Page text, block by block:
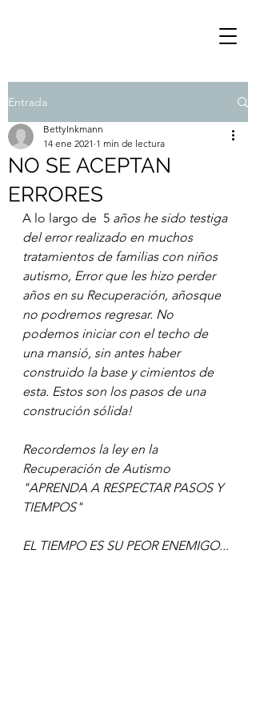
Entrada
NO SE ACEPTAN
ERRORES
BettyInkmann
14 ene 2021 1 min de lectura
A lo largo de  5 años he sido testiga
del error realizado en muchos
tratamientos de familias con niños
autismo, Error que les hizo perder
años en su Recuperación, añosque
no podremos regresar. No
podemos iniciar con el techo de
una mansió, sin antes haber
construido la base y cimientos de
esta. Estos son los pasos de una
construción sólida!
Recordemos la ley en la
Recuperación de Autismo
"APRENDA A RESPECTAR PASOS Y
TIEMPOS"
EL TIEMPO ES SU PEOR ENEMIGO...